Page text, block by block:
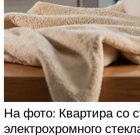
На фото: Квартира со
электрохромного